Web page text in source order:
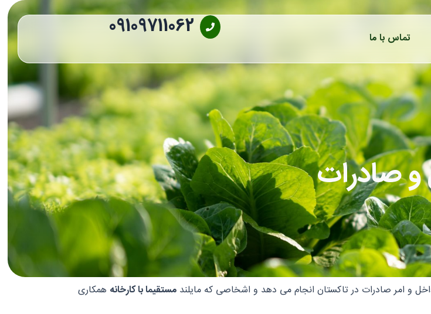
تماس با ما 09109711062
صادرات
و امر صادرات در تاکستان انجام می دهد و اشخاصی که مایلند مستقیما با کارخانه همکاری